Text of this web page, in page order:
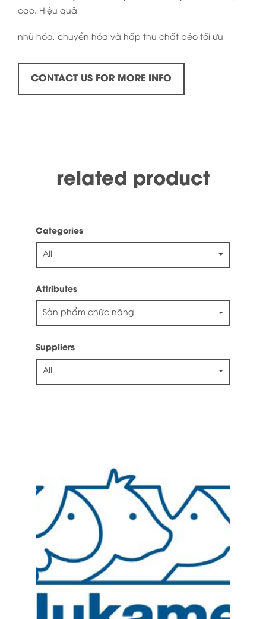
Trang chủ
cao. Hiệu quả
nhũ hóa, chuyển hóa và hấp thu chất béo tối ưu
CONTACT US FOR MORE INFO
related product
Categories
All
Attributes
Sản phẩm chức năng
Suppliers
All